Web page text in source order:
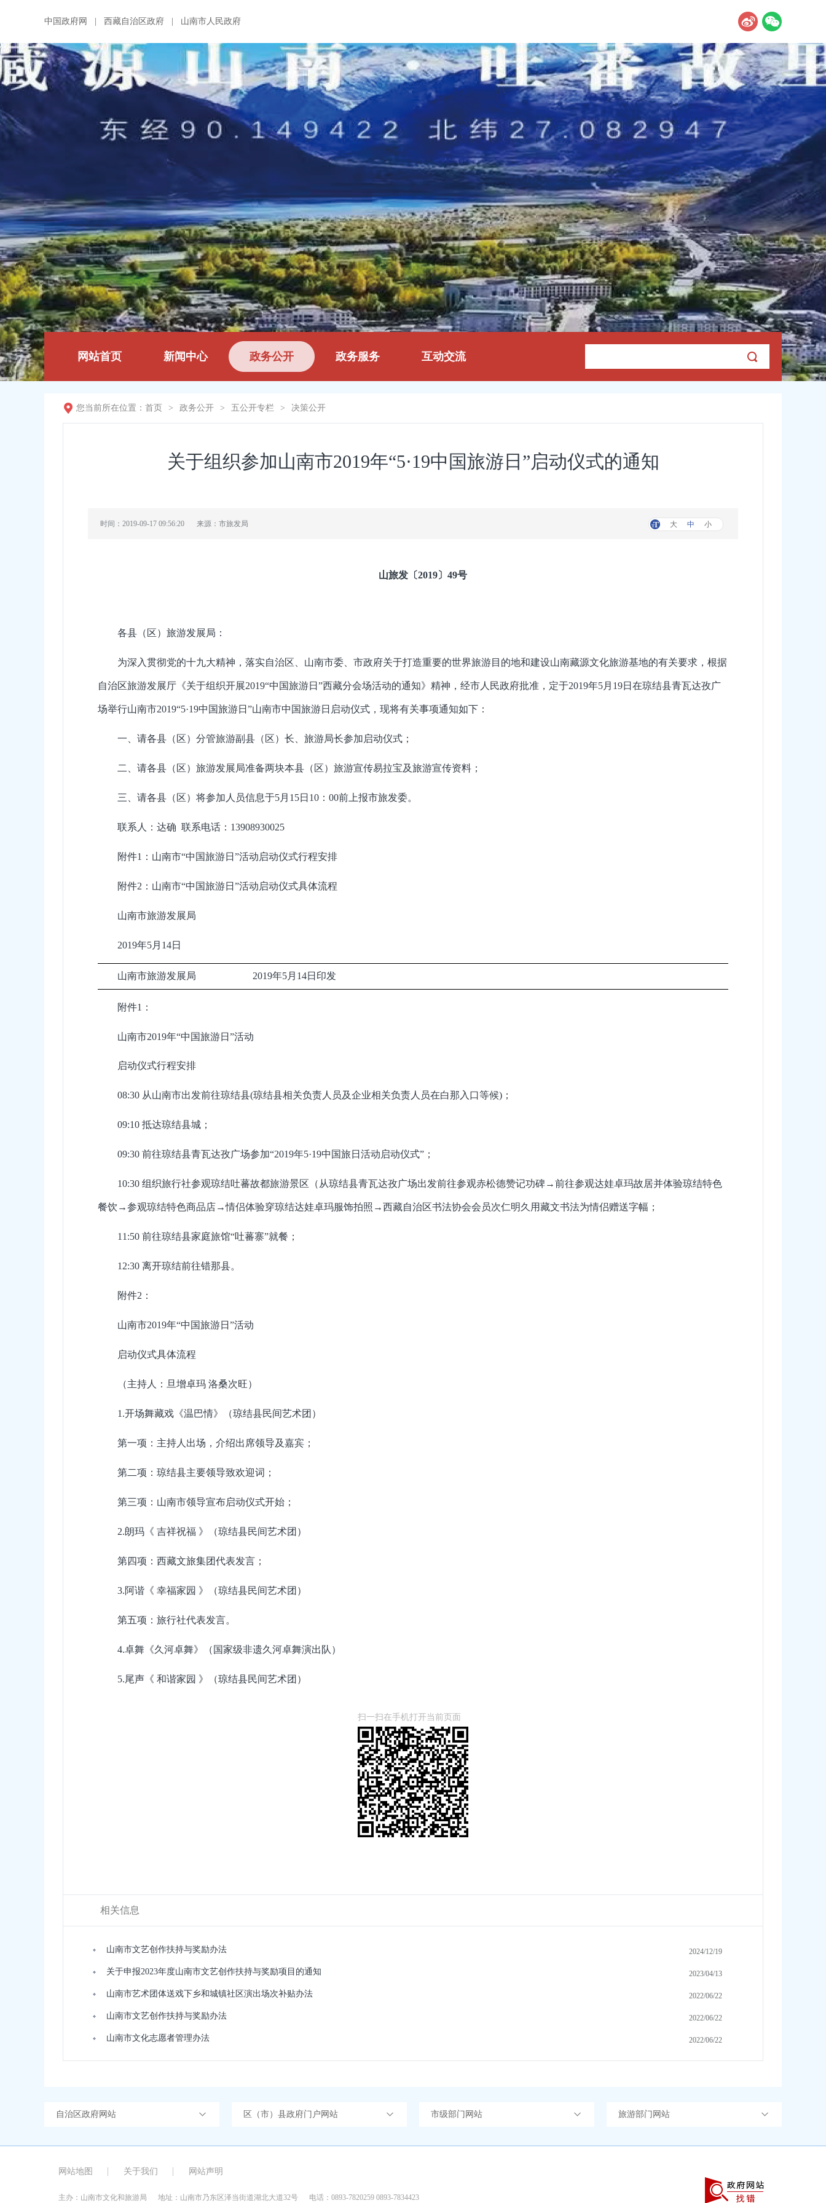
中国政府网 西藏自治区政府 山南市人民政府
网站首页 新闻中心 政务公开 政务服务 互动交流
您当前所在位置： 首页 > 政务公开 > 五公开专栏 > 决策公开
关于组织参加山南市2019年“5·19中国旅游日”启动仪式的通知
时间：2019-09-17 09:56:20 来源：市旅发局 大 中 小
山旅发〔2019〕49号
各县（区）旅游发展局：
为深入贯彻党的十九大精神，落实自治区、山南市委、市政府关于打造重要的世界旅游目的地和建设山南藏源文化旅游基地的有关要求，根据
自治区旅游发展厅《关于组织开展2019“中国旅游日”西藏分会场活动的通知》精神，经市人民政府批准，定于2019年5月19日在琼结县青瓦达孜广
场举行山南市2019“5·19中国旅游日”山南市中国旅游日启动仪式，现将有关事项通知如下：
一、请各县（区）分管旅游副县（区）长、旅游局长参加启动仪式；
二、请各县（区）旅游发展局准备两块本县（区）旅游宣传易拉宝及旅游宣传资料；
三、请各县（区）将参加人员信息于5月15日10：00前上报市旅发委。
联系人：达确 联系电话：13908930025
附件1：山南市“中国旅游日”活动启动仪式行程安排
附件2：山南市“中国旅游日”活动启动仪式具体流程
山南市旅游发展局
2019年5月14日
山南市旅游发展局 2019年5月14日印发
附件1：
山南市2019年“中国旅游日”活动
启动仪式行程安排
08:30 从山南市出发前往琼结县(琼结县相关负责人员及企业相关负责人员在白那入口等候)；
09:10 抵达琼结县城；
09:30 前往琼结县青瓦达孜广场参加“2019年5·19中国旅日活动启动仪式”；
10:30 组织旅行社参观琼结吐蕃故都旅游景区（从琼结县青瓦达孜广场出发前往参观赤松德赞记功碑→前往参观达娃卓玛故居并体验琼结特色
餐饮→参观琼结特色商品店→情侣体验穿琼结达娃卓玛服饰拍照→西藏自治区书法协会会员次仁明久用藏文书法为情侣赠送字幅；
11:50 前往琼结县家庭旅馆“吐蕃寨”就餐；
12:30 离开琼结前往错那县。
附件2：
山南市2019年“中国旅游日”活动
启动仪式具体流程
（主持人：旦增卓玛 洛桑次旺）
1.开场舞藏戏《温巴情》（琼结县民间艺术团）
第一项： 主持人出场，介绍出席领导及嘉宾；
第二项： 琼结县主要领导致欢迎词；
第三项： 山南市领导宣布启动仪式开始；
2.朗玛《 吉祥祝福 》（琼结县民间艺术团）
第四项： 西藏文旅集团代表发言；
3.阿谐《 幸福家园 》（琼结县民间艺术团）
第五项： 旅行社代表发言。
4.卓舞《久河卓舞》（国家级非遗久河卓舞演出队）
5.尾声《 和谐家园 》（琼结县民间艺术团）
扫一扫在手机打开当前页面
相关信息
山南市文艺创作扶持与奖励办法 2024/12/19
关于申报2023年度山南市文艺创作扶持与奖励项目的通知 2023/04/13
山南市艺术团体送戏下乡和城镇社区演出场次补贴办法 2022/06/22
山南市文艺创作扶持与奖励办法 2022/06/22
山南市文化志愿者管理办法 2022/06/22
自治区政府网站 区（市）县政府门户网站 市级部门网站 旅游部门网站
网站地图 关于我们 网站声明
主办：山南市文化和旅游局 地址：山南市乃东区泽当街道湖北大道32号 电话：0893-7820259 0893-7834423